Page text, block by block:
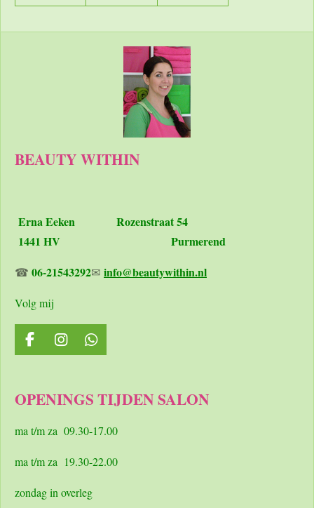
BEAUTY WITHIN
Erna Eeken Rozenstraat 54
1441 HV Purmerend
☎ 06-21543292✉ info@beautywithin.nl
Volg mij
F
a
b
o
I
n
a
r
m
W
h
s
p
OPENINGS TIJDEN SALON
ma t/m za 09.30-17.00
ma t/m za 19.30-22.00
zondag in overleg